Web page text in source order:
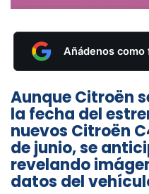
Añádenos
Aunque Citroën
la fecha del
nuevos Citroën
de junio, se
revelando
datos del